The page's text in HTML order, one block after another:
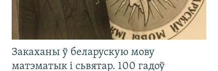
Закаханы ў беларускую мову
матэматык і сьвятар. 100 гадоў